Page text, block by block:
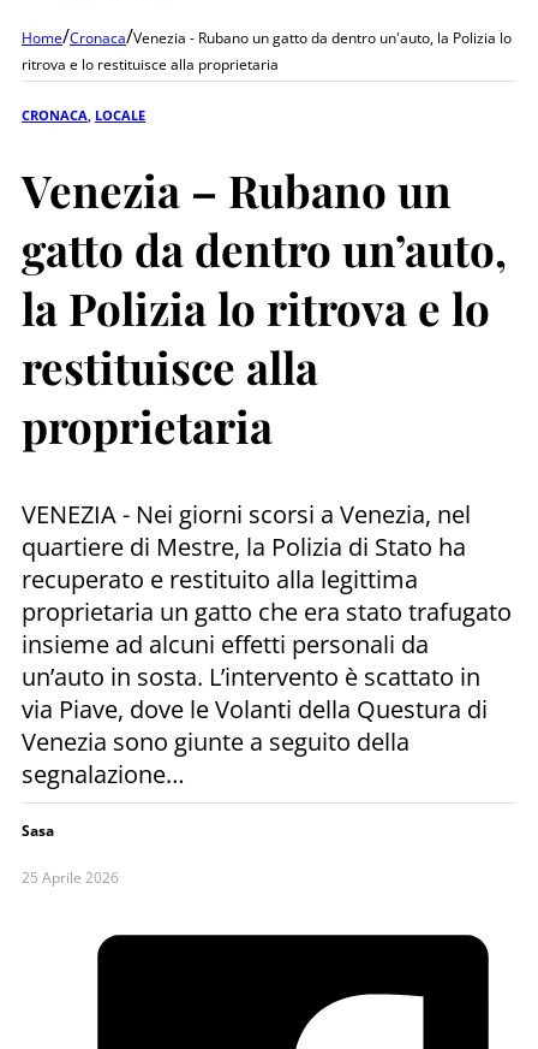
Home/Cronaca/Venezia - Rubano un gatto da dentro un'auto, la Polizia lo
ritrova e lo restituisce alla proprietaria
CRONACA LOCALE
Venezia – Rubano un
gatto da dentro un’auto,
la Polizia lo ritrova e lo
restituisce alla
proprietaria
VENEZIA - Nei giorni scorsi a Venezia, nel
quartiere di Mestre, la Polizia di Stato ha
recuperato e restituito alla legittima
proprietaria un gatto che era stato trafugato
insieme ad alcuni effetti personali da
un’auto in sosta. L’intervento è scattato in
via Piave, dove le Volanti della Questura di
Venezia sono giunte a seguito della
segnalazione…
Sasa
25 Aprile 2026